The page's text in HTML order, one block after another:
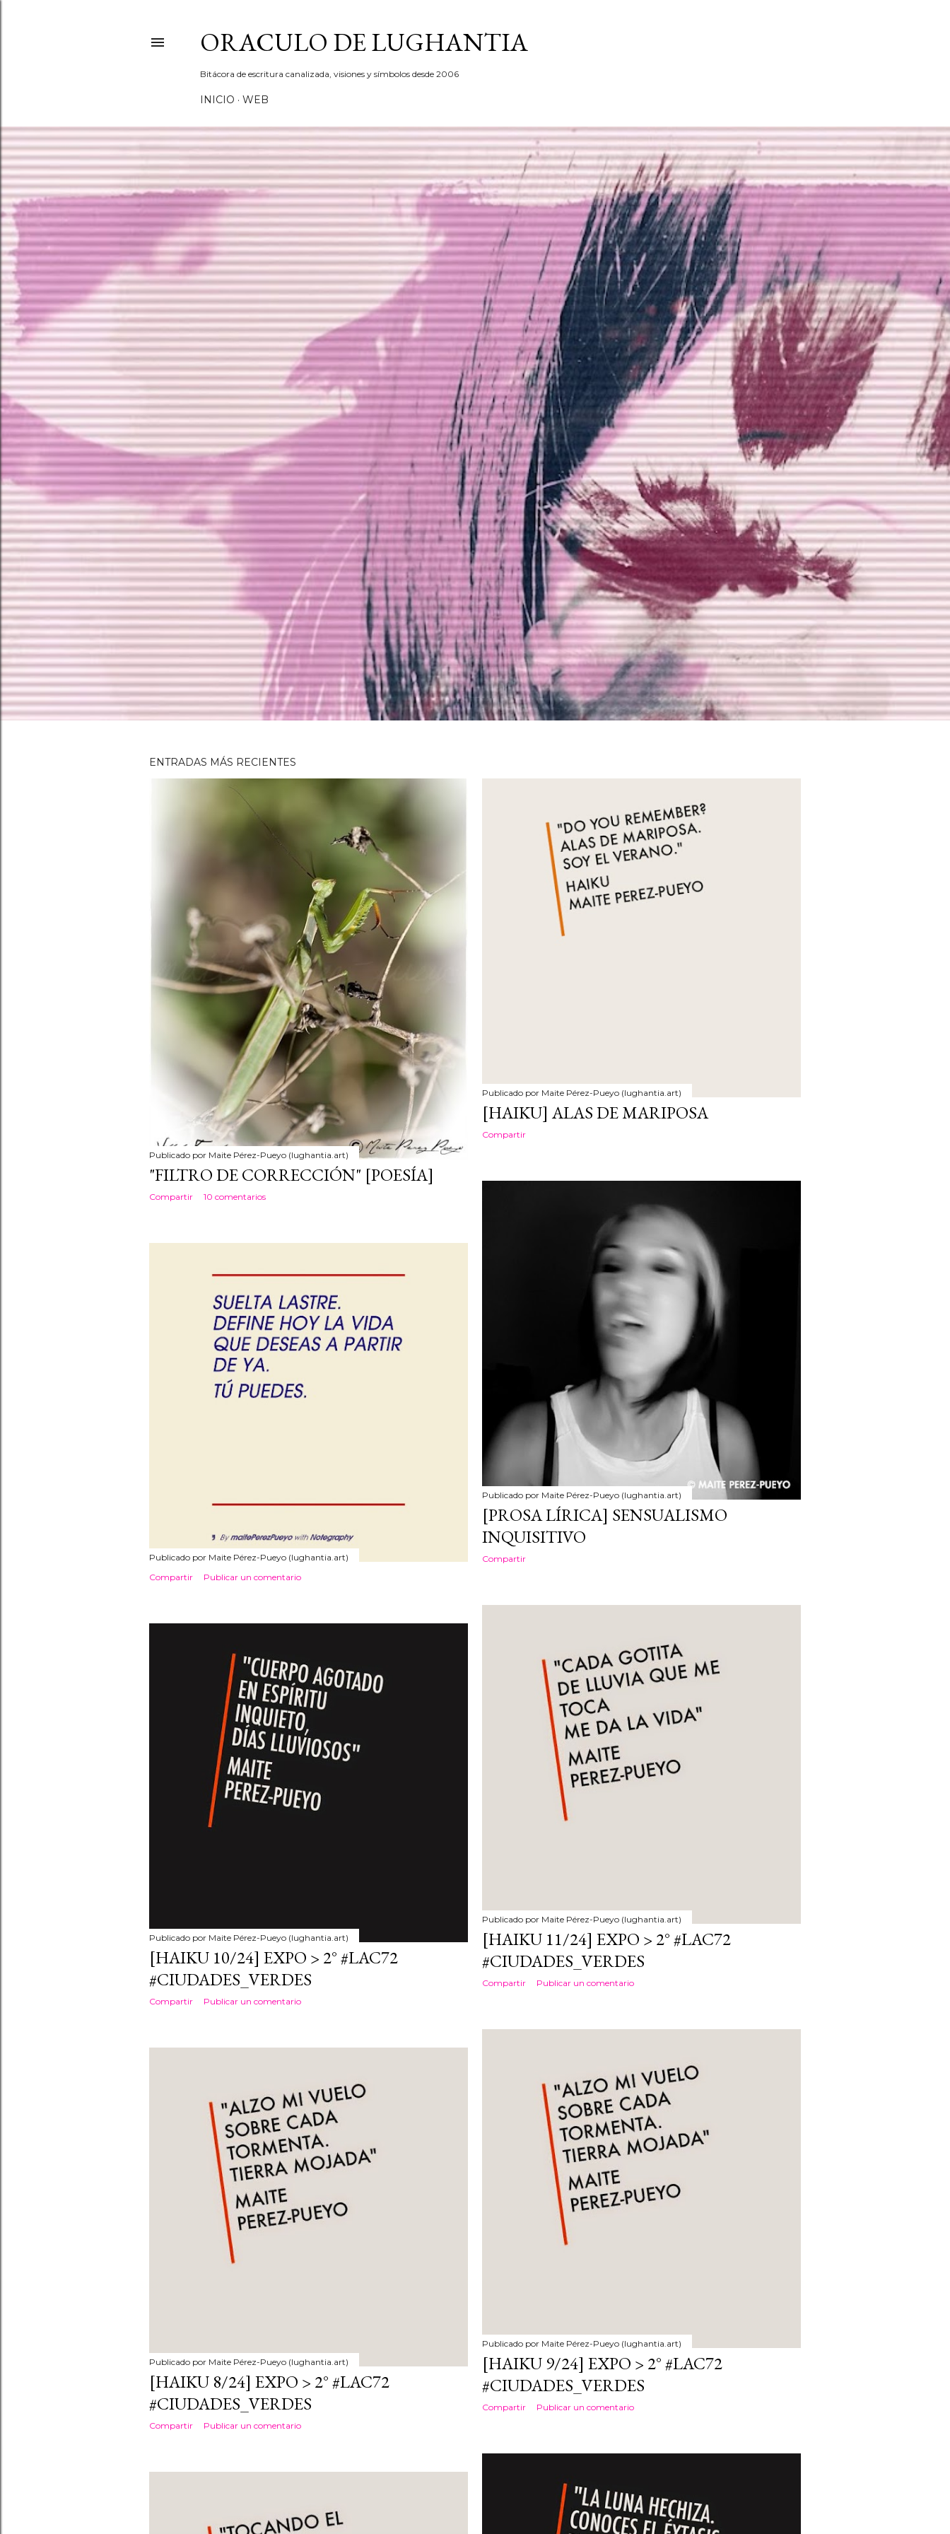
ORACULO DE LUGHANTIA
Bitácora de escritura canalizada, visiones y símbolos desde 2006
INICIO WEB
E
s
ENTRADAS MÁS RECIENTES
Publicado por Maite Pérez-Pueyo (lughantia.art)
"FILTRO DE CORRECCIÓN" [POESÍA]
Compartir 10 comentarios
Publicado por Maite Pérez-Pueyo (lughantia.art)
[HAIKU] ALAS DE MARIPOSA
Compartir
Publicado por Maite Pérez-Pueyo (lughantia.art)
[PROSA LÍRICA] SENSUALISMO
INQUISITIVO
Compartir
Publicado por Maite Pérez-Pueyo (lughantia.art)
Compartir
Publicar un comentario
Publicado por Maite Pérez-Pueyo (lughantia.art)
[HAIKU 11/24] EXPO > 2° #LAC72
#CIUDADES_VERDES
Compartir Publicar un comentario
Publicado por Maite Pérez-Pueyo (lughantia.art)
[HAIKU 10/24] EXPO > 2° #LAC72
#CIUDADES_VERDES
Compartir Publicar un comentario
Publicado por Maite Pérez-Pueyo (lughantia.art)
[HAIKU 9/24] EXPO > 2° #LAC72
#CIUDADES_VERDES
Compartir Publicar un comentario
Publicado por Maite Pérez-Pueyo (lughantia.art)
[HAIKU 8/24] EXPO > 2° #LAC72
#CIUDADES_VERDES
Compartir Publicar un comentario